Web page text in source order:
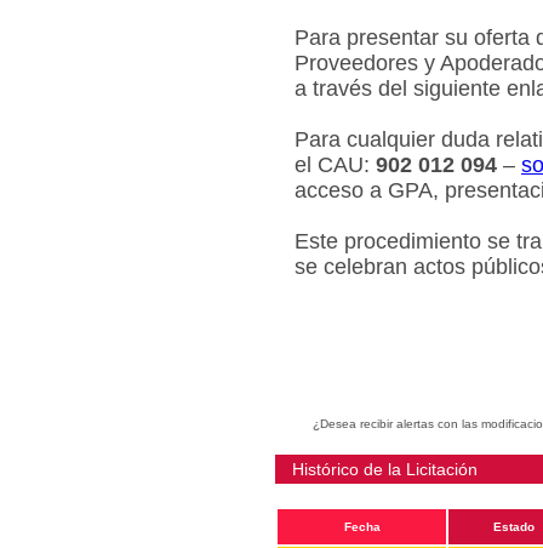
Para presentar su oferta
Proveedores y
a través del siguiente
Para cualquier duda
el CAU: 902 012 094 –
acceso a GPA,
Este procedimiento se
se celebran actos
¿Desea recibir alertas con las
Histórico de la Licitación
Fecha Estado